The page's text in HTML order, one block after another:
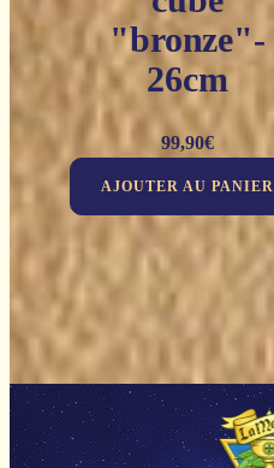
"bronze"-
26cm
99,90€
AJOUTER AU PANIER